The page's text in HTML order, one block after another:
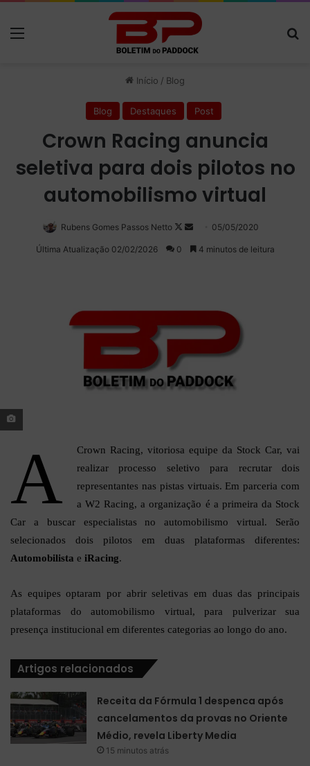
Início / Blog
Blog Destaques Post
Crown Racing anuncia
seletiva para dois pilotos no
automobilismo virtual
Rubens Gomes Passos Netto
Follow
on
Mande
um
05/05/2020
Última Atualização 02/02/2026 0 4 minutos de leitura
A
Crown Racing, vitoriosa equipe da Stock Car, vai
realizar processo seletivo para recrutar dois
representantes nas pistas virtuais. Em parceria com
a W2 Racing, a organização é a primeira da Stock
Car a buscar especialistas no automobilismo virtual. Serão
selecionados dois pilotos em duas plataformas diferentes:
Automobilista e iRacing.
As equipes optaram por abrir seletivas em duas das principais
plataformas do automobilismo virtual, para pulverizar sua
presença institucional em diferentes categorias ao longo do ano.
Artigos relacionados
Receita da Fórmula 1 despenca após
cancelamentos da provas no Oriente
Médio, revela Liberty Media
15 minutos atrás